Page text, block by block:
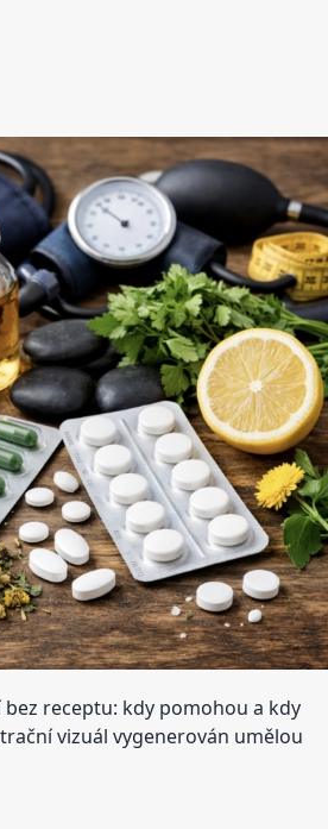
receptu: kdy pomohou a kdy
vizuál vygenerován umělou